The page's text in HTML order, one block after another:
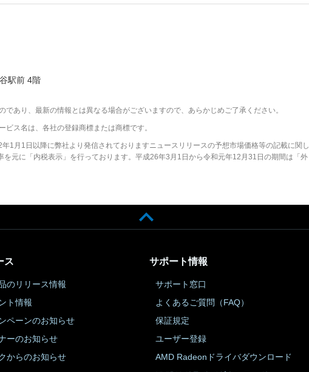
駅前 4階
あり、最新の情報とは異なる場合がございますので、あらかじめご了承ください。
ス名は、各社の登録商標または商標です。
1月1日以降に弊社より発信されておりますニュースリリースの予想市場価格等の記載に関し
元に「内税表示」を行っております。平成26年3月1日から令和元年12月31日の期間は「外
ス
のリリース情報
ト情報
ペーンのお知らせ
ーのお知らせ
からのお知らせ
サポート情報
サポート窓口
よくあるご質問（FAQ）
保証規定
ユーザー登録
AMD Radeonドライバダウンロード